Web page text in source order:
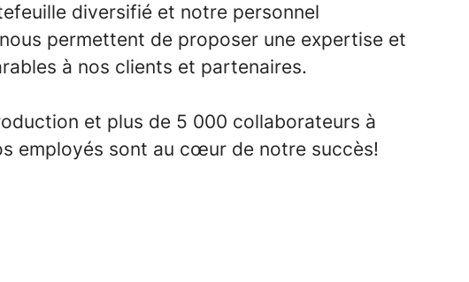
diversifié et notre personnel
permettent de proposer une expertise et
à nos clients et partenaires.
et plus de 5 000 collaborateurs à
employés sont au cœur de notre succès!